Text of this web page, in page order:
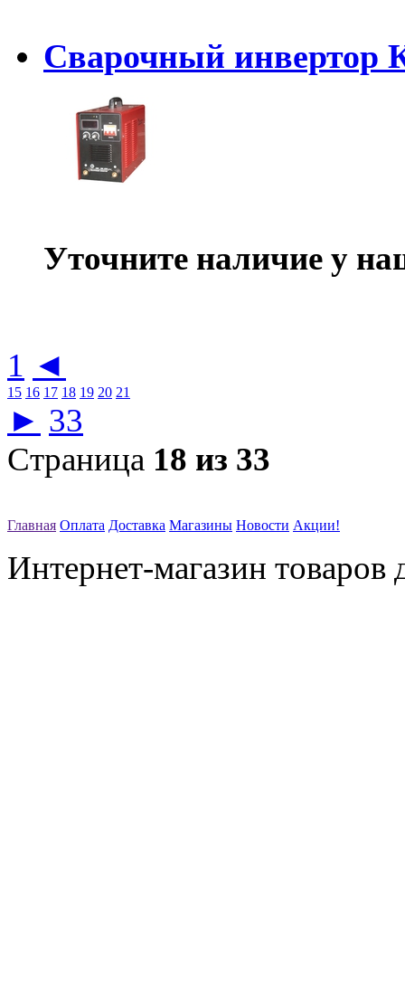
Сварочный
Уточните наличие у
1 ◄
15 16 17 18 19 20 21
► 33
Страница 18 из 33
Главная Оплата Доставка Магазины Новости Акции!
Интернет-магазин